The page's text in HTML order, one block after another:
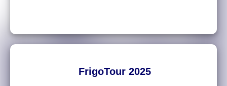
FrigoTour 2025